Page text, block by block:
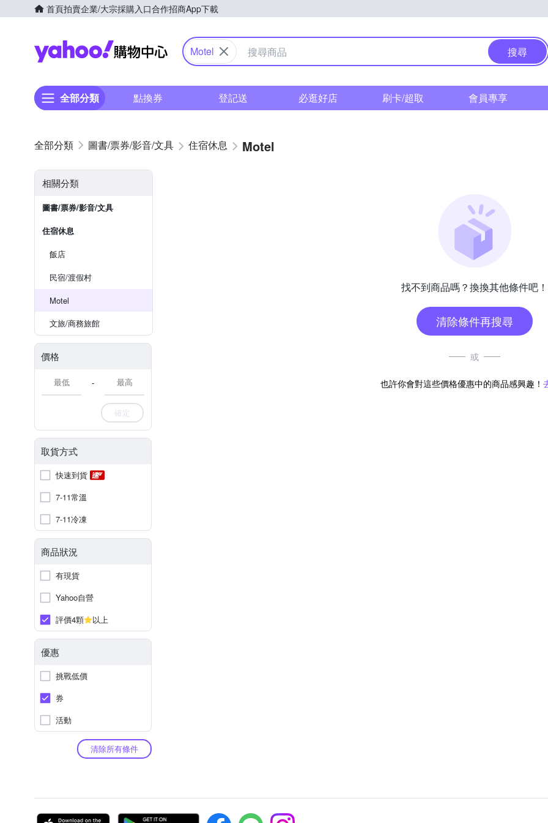
首頁拍賣企業/大宗採購入口合作招商App下載
Yahoo購物中心
Motel 搜尋
全部分類 點換券 登記送 必逛好店 刷卡/超取 會員專享
圖書/票券/影音/文具 住宿休息 Motel
相關分類
圖書/票券/影音/文具
住宿休息
飯店
民宿/渡假村
Motel
文旅/商務旅館
價格
-
確定
取貨方式
快速到貨
7-11常溫
7-11冷凍
商品狀況
有現貨
Yahoo自營
評價4顆
以上
優惠
挑戰低價
券
活動
清除所有條件
找不到商品嗎？換換其他條件吧！
清除條件再搜尋
或
也許你會對這些價格優惠中的商品感興趣！